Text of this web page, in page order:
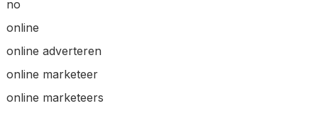
no
online
online adverteren
online marketeer
online marketeers